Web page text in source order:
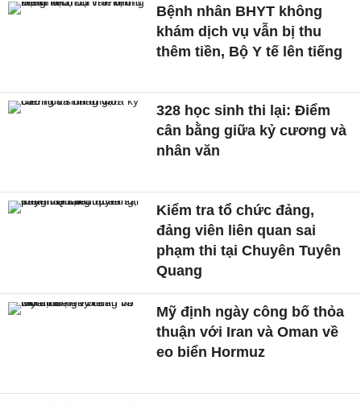
Bệnh nhân BHYT không
khám dịch vụ vẫn bị thu
thêm tiền, Bộ Y tế lên tiếng
328 học sinh thi lại: Điểm
cân bằng giữa kỷ cương và
nhân văn
Kiểm tra tổ chức đảng,
đảng viên liên quan sai
phạm thi tại Chuyên Tuyên
Quang
Mỹ định ngày công bố thỏa
thuận với Iran và Oman về
eo biển Hormuz